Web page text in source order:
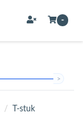
-
>
/ T-stuk